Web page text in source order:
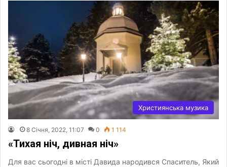
Християнська музика
8 Січня, 2022, 11:07 0 1 114
«Тихая ніч, дивная ніч»
Для вас сьогодні в місті Давида народився Спаситель, Який